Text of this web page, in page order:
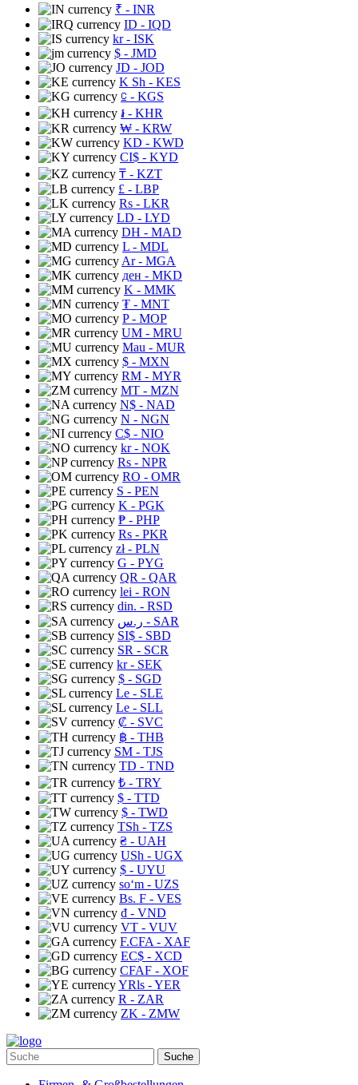
₹ - INR
ID - IQD
kr- ISK
$ - JMD
JD - JOD
K Sh - KES
⃀ - KGS
៛ - KHR
₩ - KRW
KD - KWD
CI$ - KYD
₸ - KZT
£ - LBP
Rs - LKR
LD - LYD
DH - MAD
L - MDL
Ar- MGA
ден - MKD
K - MMK
₮ - MNT
P- MOP
UM - MRU
Mau - MUR
$ - MXN
RM - MYR
MT - MZN
N$ - NAD
N - NGN
C$ - NIO
kr- NOK
Rs - NPR
RO - OMR
S - PEN
K - PGK
₱ - PHP
Rs - PKR
zł- PLN
G - PYG
QR - QAR
lei - RON
din. - RSD
ر.س - SAR
SI$ - SBD
SR - SCR
kr- SEK
$ - SGD
Le - SLE
Le - SLL
₡ - SVC
฿ - THB
ЅМ - TJS
TD - TND
₺ - TRY
$ - TTD
$ - TWD
TSh - TZS
₴ - UAH
USh - UGX
$ - UYU
soʻm - UZS
Bs. F - VES
₫ - VND
VT - VUV
F.CFA - XAF
EC$ - XCD
CFAF - XOF
YRls - YER
R - ZAR
ZK - ZMW
Suche